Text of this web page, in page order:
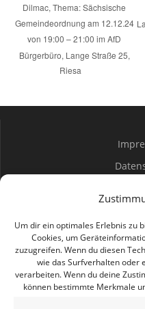
Um dir ein optimales Erlebnis zu
Cookies, um
zuzugreifen. Wenn du diesen
wie das Surfverhalten oder
verarbeiten. Wenn du deine
können bestimmte Merkmale
Dilmac, Thema: Sächsische
Gemeindeordnung am 12.12.24
von 19:00 – 21:00 im AfD
Bürgerbüro, Lange Straße 25,
Riesa
Bürgerbüro